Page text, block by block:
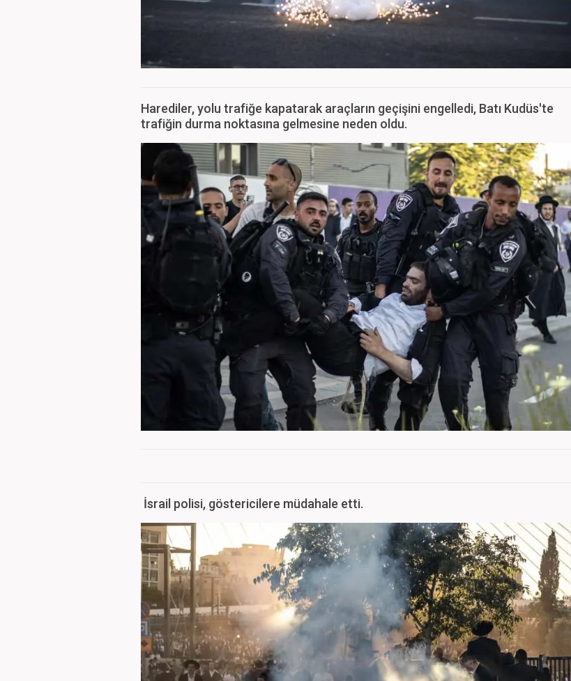
Harediler, yolu trafiğe kapatarak araçların geçişini engelledi, Batı Kudüs'te
trafiğin durma noktasına gelmesine neden oldu.
İsrail polisi, göstericilere müdahale etti.